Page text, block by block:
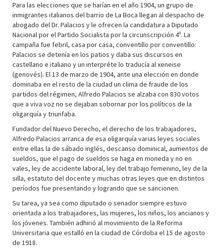
Para las elecciones que se harían en el año 1904, un grupo de
inmigrantes italianos del barrio de La Boca llegan al despacho de
abogado del Dr. Palacios y le ofrecen la candidatura a Diputado
Nacional por el Partido Socialista por la circunscripción 4º. La
campaña fue febril, casa por casa, conventillo por conventillo:
Palacios se detenía en los patios y daba sus discursos en
castellano e italiano y un interpréte lo traducía al xeneise
(genovés). El 13 de marzo de 1904, ante una elección en donde
dominaba en el resto de la ciudad un clima de fraude de los
partidos del régimen, Alfredo Palacios se alzaba con 830 votos
que a viva voz no se dejaban sobornar por los políticos de la
oligarquía y triunfaba.
Fundador del Nuevo Derecho, el derecho de los trabajadores,
Alfredo Palacios arranca de esa oligarquía varias leyes sociales
entre ellas la de sábado inglés, descanso dominical, aumentos de
sueldos, que el pago de sueldos se haga en moneda y no en
vales, ley de accidente laboral, ley del trabajo femenino, ley de la
silla, estatuto del docente y muchas otras leyes que en distintos
períodos fue presentando y logrando que se sancionen.
Su tarea, ya sea como diputado o senador siempre estuvo
orientada a los trabajadores, las mujeres, los niños, los ancianos y
los jóvenes. También adhirió al movimiento de la Reforma
Universitaria que estalló en la ciudad de Córdoba el 15 de agosto
de 1918.